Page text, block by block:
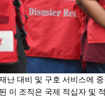
난 대비 및 구호 서비스에
이 조직은 국제 적십자 및